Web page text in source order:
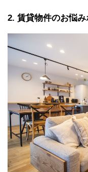
2 賃貸物件のお悩